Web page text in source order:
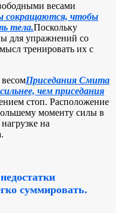
весами
сокращаются, чтобы
тела.Поскольку
для упражнений со
тренировать их с
Приседания Смита
чем приседания
стоп. Расположение
моменту силы в
на
суммировать.